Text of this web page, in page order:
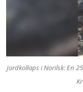
Jordkollaps i Norilsk: En